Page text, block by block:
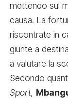
mettendo sul
causa. La
riscontrate in
giunte a
a valutare la
Secondo
Sport,